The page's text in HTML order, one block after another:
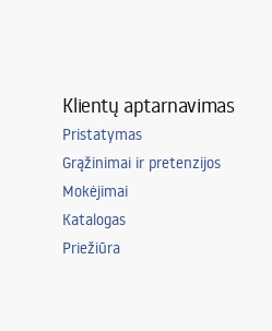
Klientų aptarnavimas
Pristatymas
Grąžinimai ir pretenzijos
Mokėjimai
Katalogas
Priežiūra